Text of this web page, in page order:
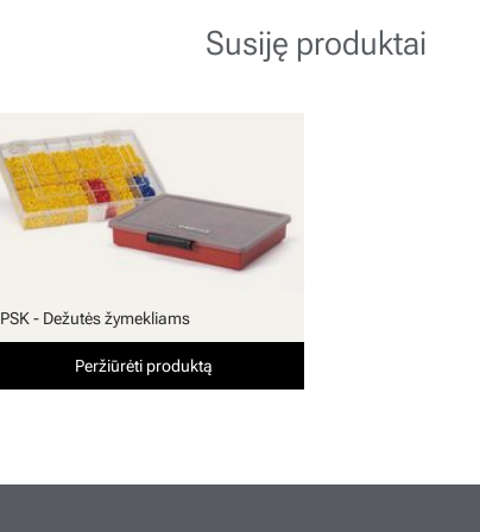
Susiję produktai
PSK - Dežutės žymekliams
Peržiūrėti produktą